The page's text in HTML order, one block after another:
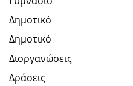
Δημοτικό
Δημοτικό
Διοργανώσεις
Δράσεις